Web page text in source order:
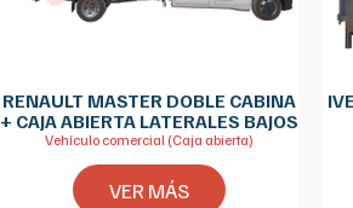
RENAULT MASTER DOBLE CABINA
+ CAJA ABIERTA LATERALES BAJOS
Vehículo comercial (Caja abierta)
VER MÁS